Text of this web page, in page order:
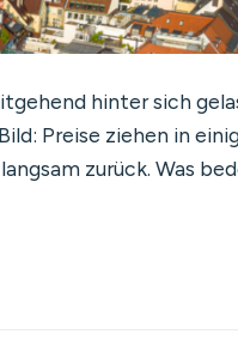
hinter sich
Preise ziehen in
zurück. Was